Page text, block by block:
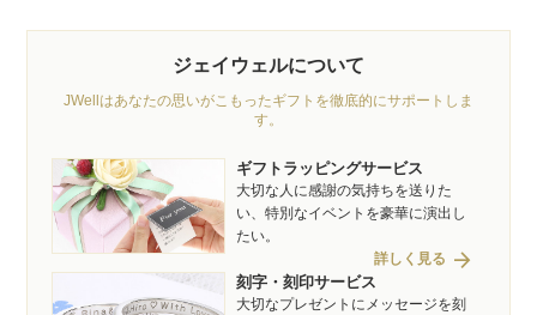
ジェイウェルについて
JWellはあなたの思いがこもったギフトを徹底的にサポートしま
す。
ギフトラッピングサービス
大切な人に感謝の気持ちを送りた
い、特別なイベントを豪華に演出し
たい。
詳しく見る arrow_forward
刻字・刻印サービス
大切なプレゼントにメッセージを刻